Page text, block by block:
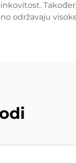
održavaju